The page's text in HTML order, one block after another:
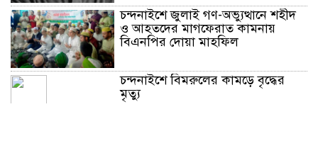
চন্দনাইশে জুলাই গণ-অভ্যুত্থানে শহীদ
ও আহতদের মাগফেরাত কামনায়
বিএনপির দোয়া মাহফিল
চন্দনাইশে বিমরুলের কামড়ে বৃদ্ধের
মৃত্যু